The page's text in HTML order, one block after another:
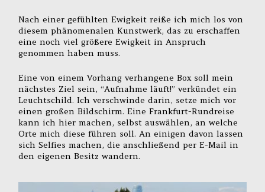
Nach einer gefühlten Ewigkeit reiße ich mich los von
diesem phänomenalen Kunstwerk, das zu erschaffen
eine noch viel größere Ewigkeit in Anspruch
genommen haben muss.
Eine von einem Vorhang verhangene Box soll mein
nächstes Ziel sein, “Aufnahme läuft!” verkündet ein
Leuchtschild. Ich verschwinde darin, setze mich vor
einen großen Bildschirm. Eine Frankfurt-Rundreise
kann ich hier machen, selbst auswählen, an welche
Orte mich diese führen soll. An einigen davon lassen
sich Selfies machen, die anschließend per E-Mail in
den eigenen Besitz wandern.